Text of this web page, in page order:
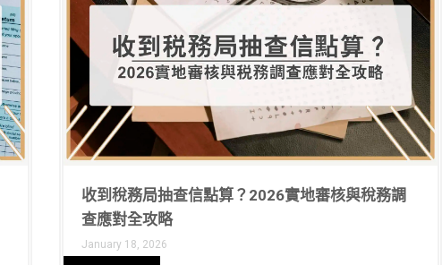
收到稅務局抽查信點算？2026實地審核與稅務調
查應對全攻略
January 18, 2026